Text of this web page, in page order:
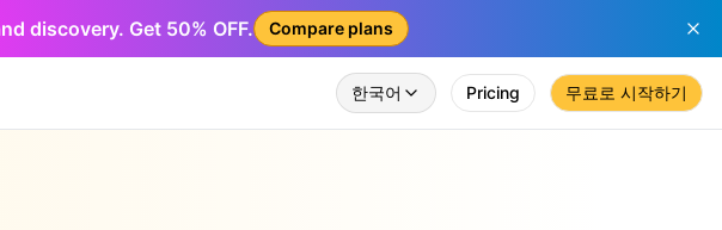
discovery. Get 50% OFF. Compare plans
한국어 Pricing 무료로 시작하기